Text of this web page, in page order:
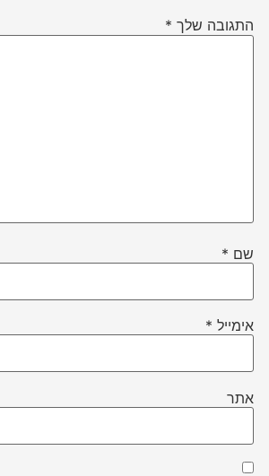
התגובה שלך *
שם *
אימייל *
אתר